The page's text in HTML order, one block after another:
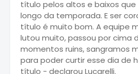
título pelos altos e baixos
longo da temporada. E ser
título é muito bom. A equipe
lutou muito, passou por cima
momentos ruins, sangramos
para poder curtir esse dia de
título - declarou Lucarelli.